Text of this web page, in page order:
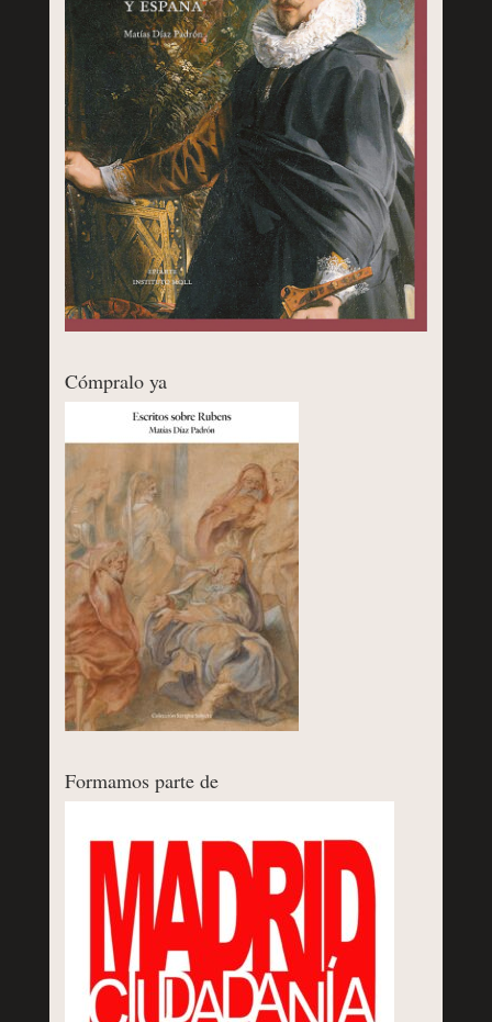
Cómpralo ya
Formamos parte de